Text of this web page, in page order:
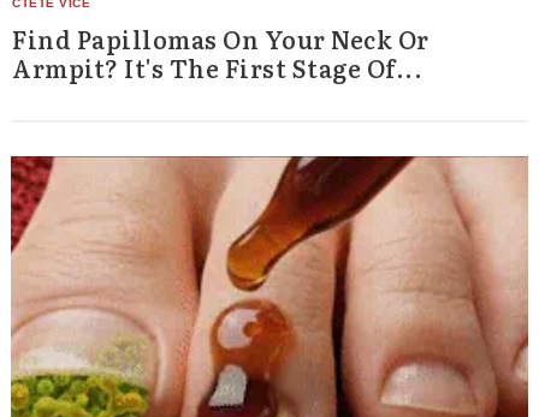
Find Papillomas On Your Neck Or
Armpit? It's The First Stage Of...